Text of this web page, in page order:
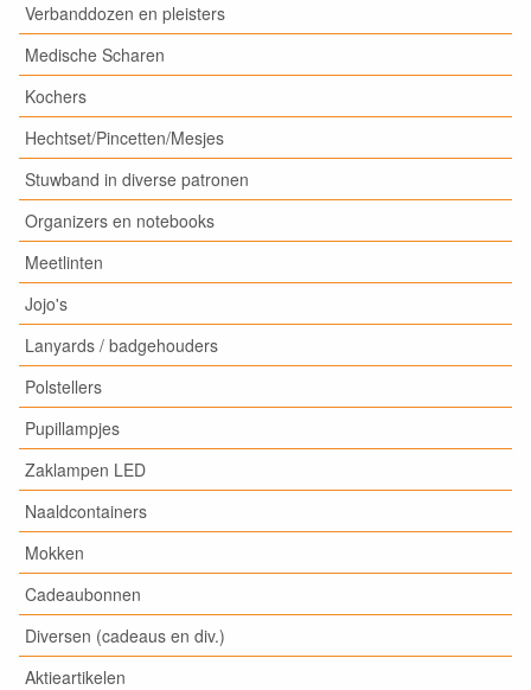
Verbanddozen en pleisters
Medische Scharen
Kochers
Hechtset/Pincetten/Mesjes
Stuwband in diverse patronen
Organizers en notebooks
Meetlinten
Jojo's
Lanyards / badgehouders
Polstellers
Pupillampjes
Zaklampen LED
Naaldcontainers
Mokken
Cadeaubonnen
Diversen (cadeaus en div.)
Aktieartikelen